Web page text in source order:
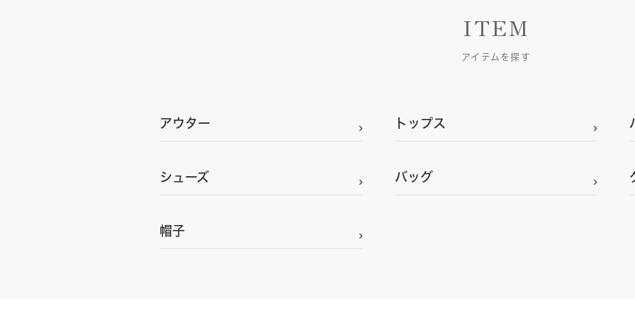
ITEM
アイテムを探す
アウター トップス
シューズ バッグ
帽子